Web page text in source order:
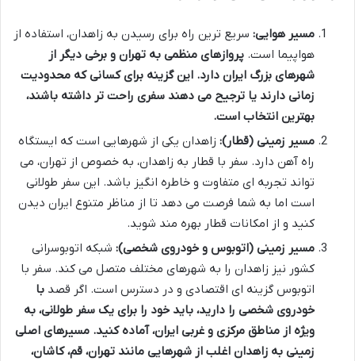
مسیر هوایی: سریع ترین راه برای رسیدن به زاهدان، استفاده از
هواپیما است. پروازهای منظمی به تهران و برخی دیگر از
شهرهای بزرگ ایران دارد. این گزینه برای کسانی که محدودیت
زمانی دارند یا ترجیح می دهند سفری راحت تر داشته باشند،
بهترین انتخاب است.
مسیر زمینی (قطار): زاهدان یکی از شهرهایی است که ایستگاه
راه آهن دارد. سفر با قطار به زاهدان، به خصوص از تهران، می
تواند تجربه ای متفاوت و خاطره انگیز باشد. این سفر طولانی
است اما به شما فرصت می دهد تا از مناظر متنوع ایران دیدن
کنید و از امکانات قطار بهره مند شوید.
مسیر زمینی (اتوبوس و خودروی شخصی): شبکه اتوبوسرانی
کشور نیز زاهدان را به شهرهای مختلف متصل می کند. سفر با
اتوبوس گزینه ای اقتصادی و در دسترس است. اگر قصد با
خودروی شخصی را دارید، باید خود را برای یک سفر طولانی، به
ویژه از مناطق مرکزی و غربی ایران، آماده کنید. مسیرهای اصلی
زمینی به زاهدان اغلب از شهرهایی مانند تهران، قم، کاشان،